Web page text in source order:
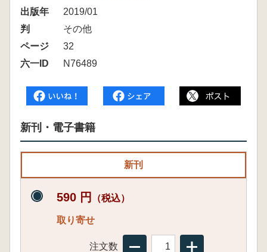
出版年
2019/01
判
その他
ページ
32
六一ID
N76489
新刊・電子書籍
新刊
590 円 （税込）
取り寄せ
注文数